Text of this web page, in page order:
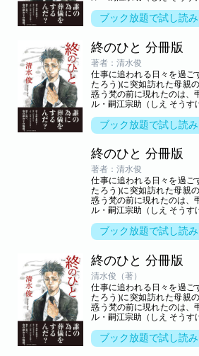
世界を新鋭が描き出す――
ドラマ。
ブック放題で試し読み
終のひと 分冊版
著者：清水俊
仕事に追われる日々を過ご
たろう)に突如訪れた母親
惑う梵の前に現れたのは、
ル・嗣江宗助（しえ そうす
世界を新鋭が描き出す――
ドラマ。
ブック放題で試し読み
終のひと 分冊版
著者：清水俊
仕事に追われる日々を過ご
たろう)に突如訪れた母親
惑う梵の前に現れたのは、
ル・嗣江宗助（しえ そうす
世界を新鋭が描き出す――
ドラマ。
ブック放題で試し読み
終のひと 分冊版
清水俊（著）
仕事に追われる日々を過ご
たろう)に突如訪れた母親
惑う梵の前に現れたのは、
ル・嗣江宗助（しえ そうす
世界を新鋭が描き出す――
ドラマ。
ブック放題で試し読み